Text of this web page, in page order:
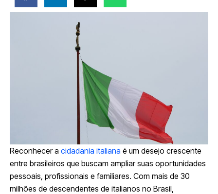
Reconhecer a cidadania italiana é um desejo crescente
entre brasileiros que buscam ampliar suas oportunidades
pessoais, profissionais e familiares. Com mais de 30
milhões de descendentes de italianos no Brasil,